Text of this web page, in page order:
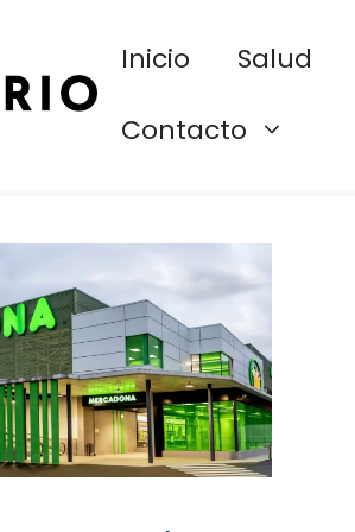
Inicio Salud
Contacto